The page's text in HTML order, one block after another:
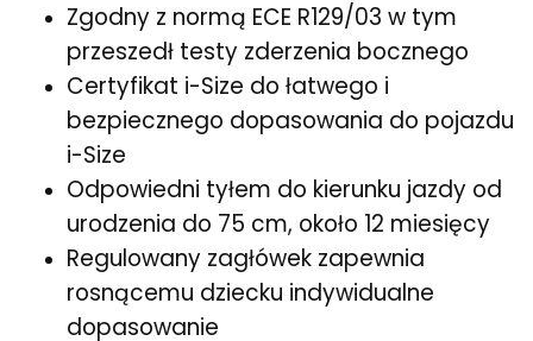
Zgodny z normą ECE R129/03 w tym
przeszedł testy zderzenia bocznego
Certyfikat i-Size do łatwego i
bezpiecznego dopasowania do pojazdu
i-Size
Odpowiedni tyłem do kierunku jazdy od
urodzenia do 75 cm, około 12 miesięcy
Regulowany zagłówek zapewnia
rosnącemu dziecku indywidualne
dopasowanie